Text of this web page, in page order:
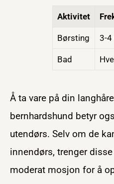
Aktivitet
Børsting 3-4
Bad
Å ta vare på din
bernhardshund betyr
utendørs. Selv om de
innendørs, trenger
moderat mosjon for å